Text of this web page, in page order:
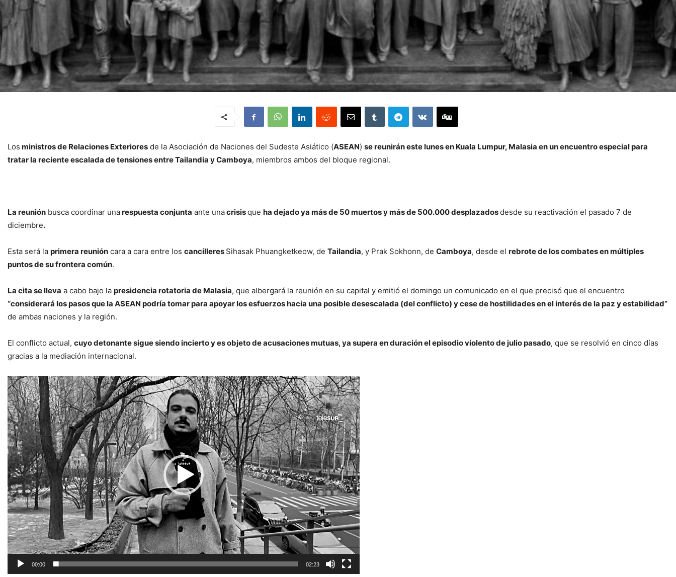
Los ministros de Relaciones Exteriores de la Asociación de Naciones del Sudeste Asiático (ASEAN) se reunirán este lunes en Kuala Lumpur, Malasia en un encuentro especial para
tratar la reciente escalada de tensiones entre Tailandia y Camboya, miembros ambos del bloque regional.
La reunión busca coordinar unarespuesta conjunta ante unacrisisque ha dejado ya más de 50 muertos y más de 500.000 desplazadosdesde su reactivación el pasado 7 de
diciembre.
Esta será la primera reunión cara a cara entre los cancilleres Sihasak Phuangketkeow, de Tailandia, y Prak Sokhonn, de Camboya, desde el rebrote de los combates en múltiples
puntos de su frontera común.
La cita se lleva a cabo bajo la presidencia rotatoria de Malasia, que albergará la reunión en su capital y emitió el domingo un comunicado en el que precisó que el encuentro
“considerará los pasos que la ASEAN podría tomar para apoyar los esfuerzos hacia una posible desescalada (del conflicto) y cese de hostilidades en el interés de la paz y estabilidad”
de ambas naciones y la región.
El conflicto actual, cuyo detonante sigue siendo incierto y es objeto de acusaciones mutuas, ya supera en duración el episodio violento de julio pasado, que se resolvió en cinco días
gracias a la mediación internacional.
Reproductor
de
vídeo
00:00 02:23